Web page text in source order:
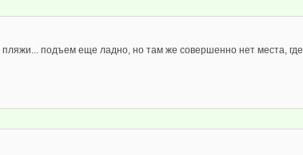
пляжи... подъем еще ладно, но там же совершенно нет места, где